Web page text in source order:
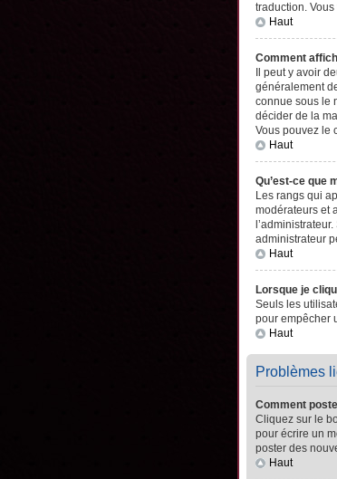
traduction.
Haut
Comment
Il peut y avoir
généralement
connue sous le
décider de la
Vous pouvez le
Haut
Qu’est-ce que
Les rangs qui
modérateurs et
administrateur
Haut
Lorsque je
Seuls les
pour empêcher
Haut
Problèmes
Comment
Cliquez sur le
pour écrire un
poster des
Haut